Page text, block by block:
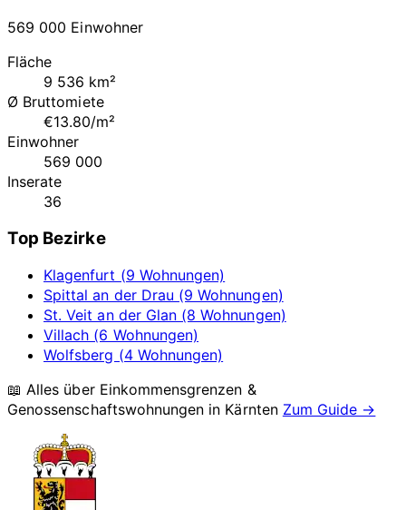
569 000 Einwohner
Fläche
9 536 km²
Ø Bruttomiete
€13.80/m²
Einwohner
569 000
Inserate
36
Top Bezirke
Klagenfurt (9 Wohnungen)
Spittal an der Drau (9 Wohnungen)
St. Veit an der Glan (8 Wohnungen)
Villach (6 Wohnungen)
Wolfsberg (4 Wohnungen)
📖 Alles über Einkommensgrenzen &
Genossenschaftswohnungen in Kärnten Zum Guide →